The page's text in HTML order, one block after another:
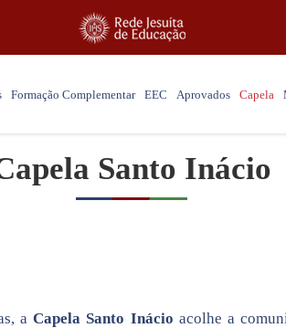
Formação Complementar EEC Aprovados Capela
Santo Inácio
aCapela Santo Inácio acolhe a